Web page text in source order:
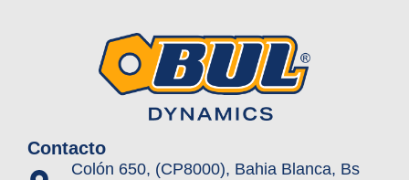
Contacto
Colón 650, (CP8000), Bahia Blanca, Bs